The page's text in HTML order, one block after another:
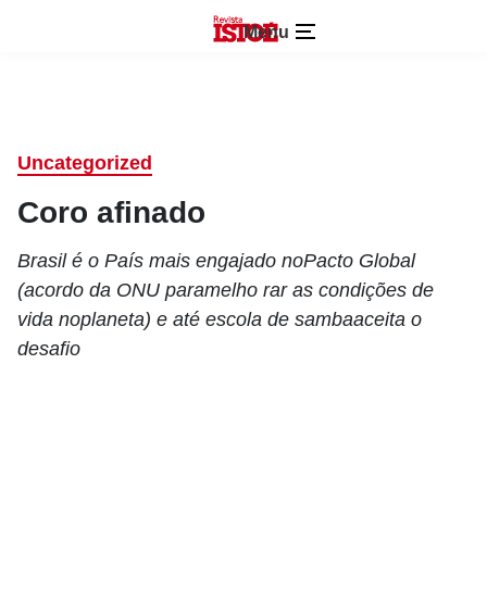
Menu
Uncategorized
Coro afinado
Brasil é o País mais engajado noPacto Global
(acordo da ONU paramelho rar as condições de
vida noplaneta) e até escola de sambaaceita o
desafio